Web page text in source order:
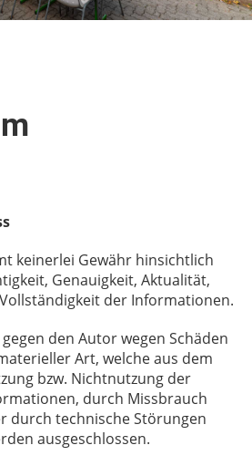
keinerlei Gewähr hinsichtlich
Genauigkeit, Aktualität,
der Informationen.
den Autor wegen Schäden
Art, welche aus dem
bzw. Nichtnutzung der
durch Missbrauch
durch technische Störungen
ausgeschlossen.